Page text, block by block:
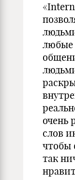
любые
очень
слов
чтобы
так